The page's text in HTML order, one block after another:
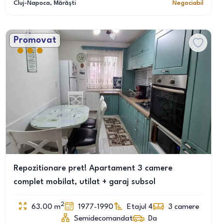
Cluj-Napoca, Mărăști Negociabil
Promovat
Repozitionare pret! Apartament 3 camere
complet mobilat, utilat + garaj subsol
63.00 m2 1977-1990 Etajul 4 3 camere
Semidecomandat
Da